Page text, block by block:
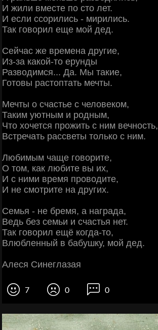
И жили вместе по сто лет.
И если ссорились - мирились.
Так говорил еще мой дед.
Сейчас же времена другие,
Из-за какой-то ерунды
Разводимся... Да. Мы такие,
Готовы растоптать мечты.
Мечты о счастье с человеком,
Таким уютным и родным,
Что хочется прожить с ним вечность,
Встречать рассветы только с ним.
Любимым чаще говорите,
О том, как любите вы их,
И с ними время проводите,
И не смотрите на других.
Семья - не бремя, а награда,
Ведь без семьи и счастья нет.
Так говорил ещё когда-то,
Влюбленный в бабушку, мой дед.
Алеся Синеглазая
7 0 0